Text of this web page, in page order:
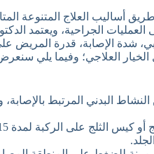
أساليب العلاج المتنوعة
إلى العمليات الجراحية، ويعتمد
شدة الإصابة، قدرة المريض
الخيار العلاجي؛ وفيما يلي
البدني المرتبط